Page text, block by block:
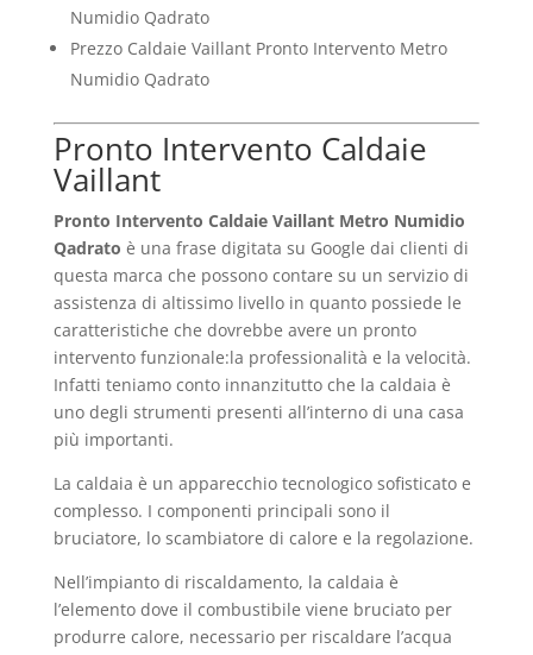
Numidio Qadrato
Prezzo Caldaie Vaillant Pronto Intervento Metro
Numidio Qadrato
Pronto Intervento Caldaie
Vaillant
Pronto Intervento Caldaie Vaillant Metro Numidio
Qadrato è una frase digitata su Google dai clienti di
questa marca che possono contare su un servizio di
assistenza di altissimo livello in quanto possiede le
caratteristiche che dovrebbe avere un pronto
intervento funzionale:la professionalità e la velocità.
Infatti teniamo conto innanzitutto che la caldaia è
uno degli strumenti presenti all’interno di una casa
più importanti.
La caldaia è un apparecchio tecnologico sofisticato e
complesso. I componenti principali sono il
bruciatore, lo scambiatore di calore e la regolazione.
Nell’impianto di riscaldamento, la caldaia è
l’elemento dove il combustibile viene bruciato per
produrre calore, necessario per riscaldare l’acqua